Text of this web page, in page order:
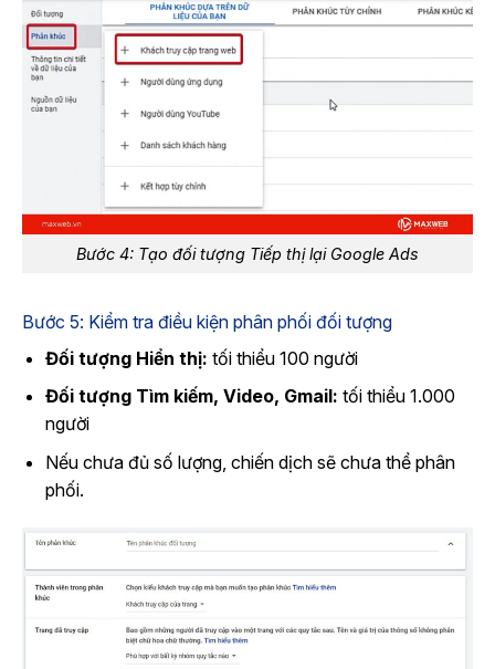
Bước 4: Tạo đối tượng Tiếp thị lại Google Ads
Bước 5: Kiểm tra điều kiện phân phối đối tượng
Đối tượng Hiển thị: tối thiểu 100 người
Đối tượng Tìm kiếm, Video, Gmail: tối thiểu 1.000
người
Nếu chưa đủ số lượng, chiến dịch sẽ chưa thể phân
phối.